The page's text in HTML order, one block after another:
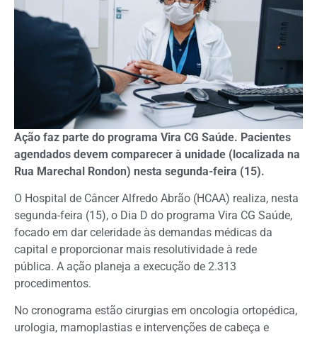
Ação faz parte do programa Vira CG Saúde. Pacientes
agendados devem comparecer à unidade (localizada na
Rua Marechal Rondon) nesta segunda-feira (15).
O Hospital de Câncer Alfredo Abrão (HCAA) realiza, nesta
segunda-feira (15), o Dia D do programa Vira CG Saúde,
focado em dar celeridade às demandas médicas da
capital e proporcionar mais resolutividade à rede
pública. A ação planeja a execução de 2.313
procedimentos.
No cronograma estão cirurgias em oncologia ortopédica,
urologia, mamoplastias e intervenções de cabeça e